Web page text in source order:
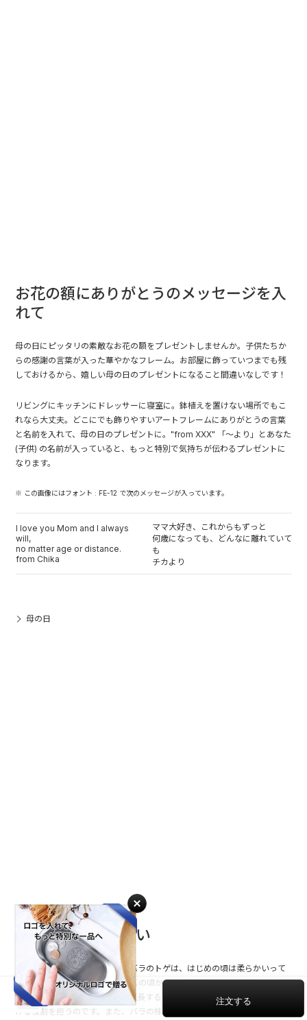
お花の額にありがとうのメッセージを入
れて
母の日にピッタリの素敵なお花の額をプレゼントしませんか。子供たちか
らの感謝の言葉が入った華やかなフレーム。お部屋に飾っていつまでも残
しておけるから、嬉しい母の日のプレゼントになること間違いなしです！
リビングにキッチンにドレッサーに寝室に。鉢植えを置けない場所でもこ
れなら大丈夫。どこにでも飾りやすいアートフレームにありがとうの言葉
と名前を入れて、母の日のプレゼントに。"from XXX" 「～より」とあなた
(子供) の名前が入っていると、もっと特別で気持ちが伝わるプレゼントに
なります。
※ この画像にはフォント : FE-12 で次のメッセージが入っています。
I love you Mom and I always
will,
no matter age or distance.
from Chika
ママ大好き、これからもずっと
何歳になっても、どんなに離れていて
も
チカより
母の日
バラで贈る昇進祝い
刺さると痛いバラのトゲ。でもバラのトゲは、はじめの頃は柔らかいって
ご存知でしたか？バラは赤ちゃんの頃からトゲを持っていて、茎と同じ色
をしています。年月を重ねて、生長すると硬く強固になり、茎の働きを助
ける役割を担うのです。また、バラの株元から勢いの良く伸びてくる新し
S レッド 10,780